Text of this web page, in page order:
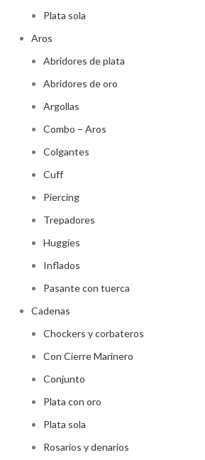
Plata sola
Aros
Abridores de plata
Abridores de oro
Argollas
Combo – Aros
Colgantes
Cuff
Piercing
Trepadores
Huggies
Inflados
Pasante con tuerca
Cadenas
Chockers y corbateros
Con Cierre Marinero
Conjunto
Plata con oro
Plata sola
Rosarios y denarios